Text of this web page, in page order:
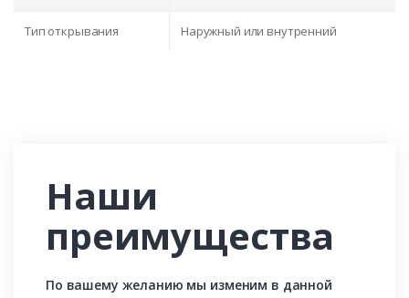
Тип открывания Наружный или внутренний
Наши
преимущества
По вашему желанию мы изменим в данной